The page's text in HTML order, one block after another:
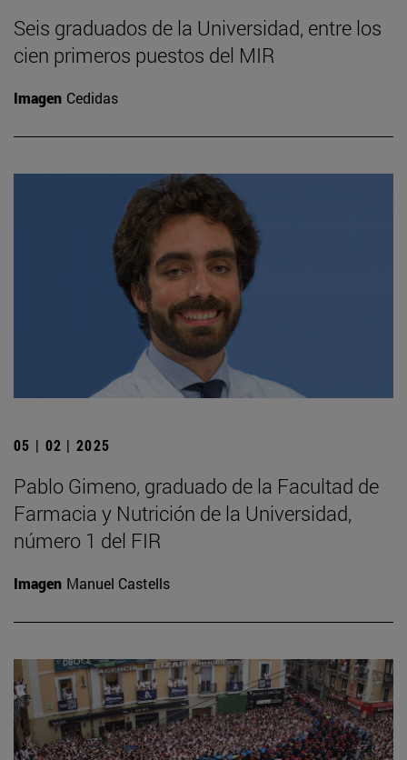
Seis graduados de la Universidad, entre los
cien primeros puestos del MIR
Imagen Cedidas
05 | 02 | 2025
Pablo Gimeno, graduado de la Facultad de
Farmacia y Nutrición de la Universidad,
número 1 del FIR
Imagen Manuel Castells